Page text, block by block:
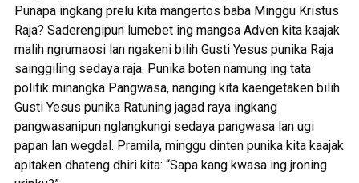
Punapa ingkang prelu kita mangertos baba Minggu Kristus
Raja? Saderengipun lumebet ing mangsa Adven kita kaajak
malih ngrumaosi lan ngakeni bilih Gusti Yesus punika Raja
sainggiling sedaya raja. Punika boten namung ing tata
politik minangka Pangwasa, nanging kita kaengetaken bilih
Gusti Yesus punika Ratuning jagad raya ingkang
pangwasanipun nglangkungi sedaya pangwasa lan ugi
papan lan wegdal. Pramila, minggu dinten punika kita kaajak
apitaken dhateng dhiri kita: “Sapa kang kwasa ing jroning